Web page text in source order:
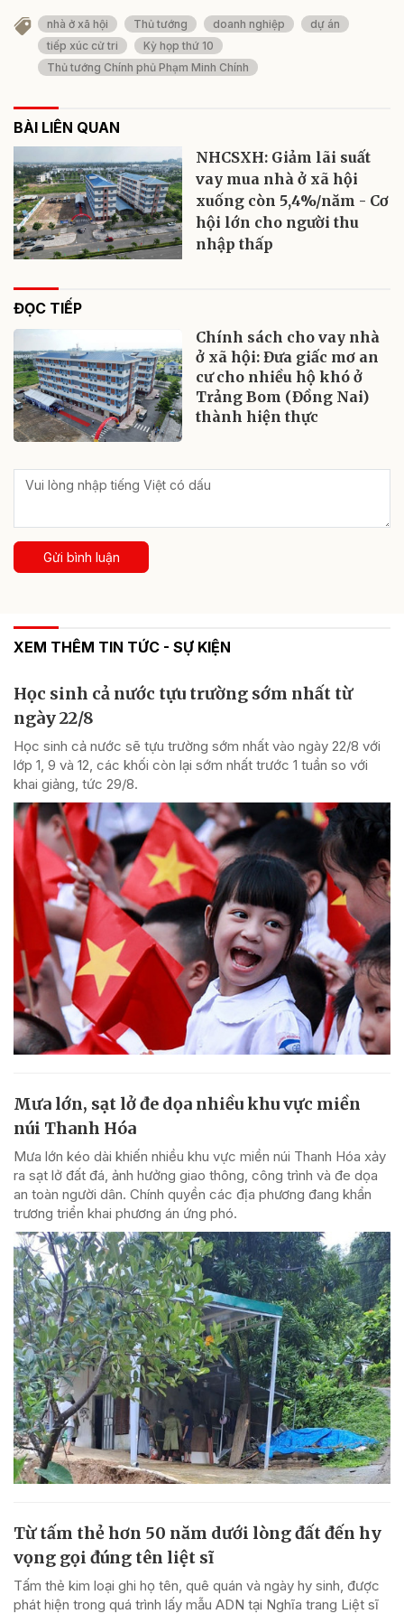
nhà ở xã hội Thủ tướng doanh nghiệp
dự án
tiếp xúc cử tri
Kỳ họp thứ 10
Thủ tướng Chính phủ Phạm Minh Chính
BÀI LIÊN QUAN
NHCSXH: Giảm lãi suất
vay mua nhà ở xã hội
xuống còn 5,4%/năm - Cơ
hội lớn cho người thu
nhập thấp
ĐỌC TIẾP
Chính sách cho vay nhà
ở xã hội: Đưa giấc mơ an
cư cho nhiều hộ khó ở
Trảng Bom (Đồng Nai)
thành hiện thực
Gửi bình luận
XEM THÊM TIN TỨC - SỰ KIỆN
Học sinh cả nước tựu trường sớm nhất từ
ngày 22/8
Học sinh cả nước sẽ tựu trường sớm nhất vào ngày 22/8 với
lớp 1, 9 và 12, các khối còn lại sớm nhất trước 1 tuần so với
khai giảng, tức 29/8.
Mưa lớn, sạt lở đe dọa nhiều khu vực miền
núi Thanh Hóa
Mưa lớn kéo dài khiến nhiều khu vực miền núi Thanh Hóa xảy
ra sạt lở đất đá, ảnh hưởng giao thông, công trình và đe dọa
an toàn người dân. Chính quyền các địa phương đang khẩn
trương triển khai phương án ứng phó.
Từ tấm thẻ hơn 50 năm dưới lòng đất đến hy
vọng gọi đúng tên liệt sĩ
Tấm thẻ kim loại ghi họ tên, quê quán và ngày hy sinh, được
phát hiện trong quá trình lấy mẫu ADN tại Nghĩa trang Liệt sĩ